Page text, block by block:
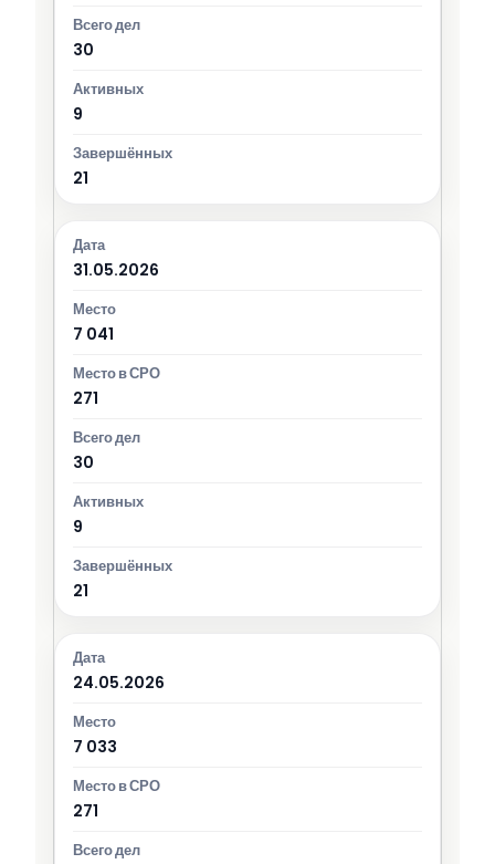
30
9
21
31.05.2026
7 041
271
30
9
21
24.05.2026
7 033
271